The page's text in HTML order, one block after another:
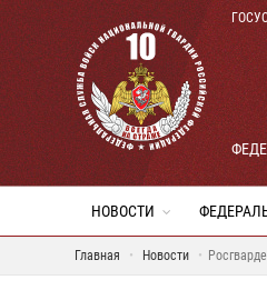
НОВОСТИ
Главная Новости